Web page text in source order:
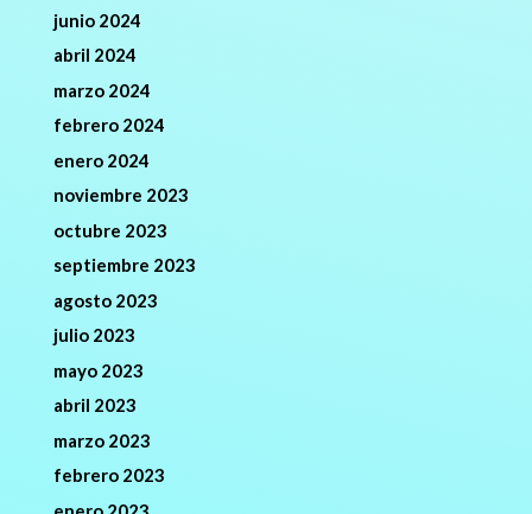
junio 2024
abril 2024
marzo 2024
febrero 2024
enero 2024
noviembre 2023
octubre 2023
septiembre 2023
agosto 2023
julio 2023
mayo 2023
abril 2023
marzo 2023
febrero 2023